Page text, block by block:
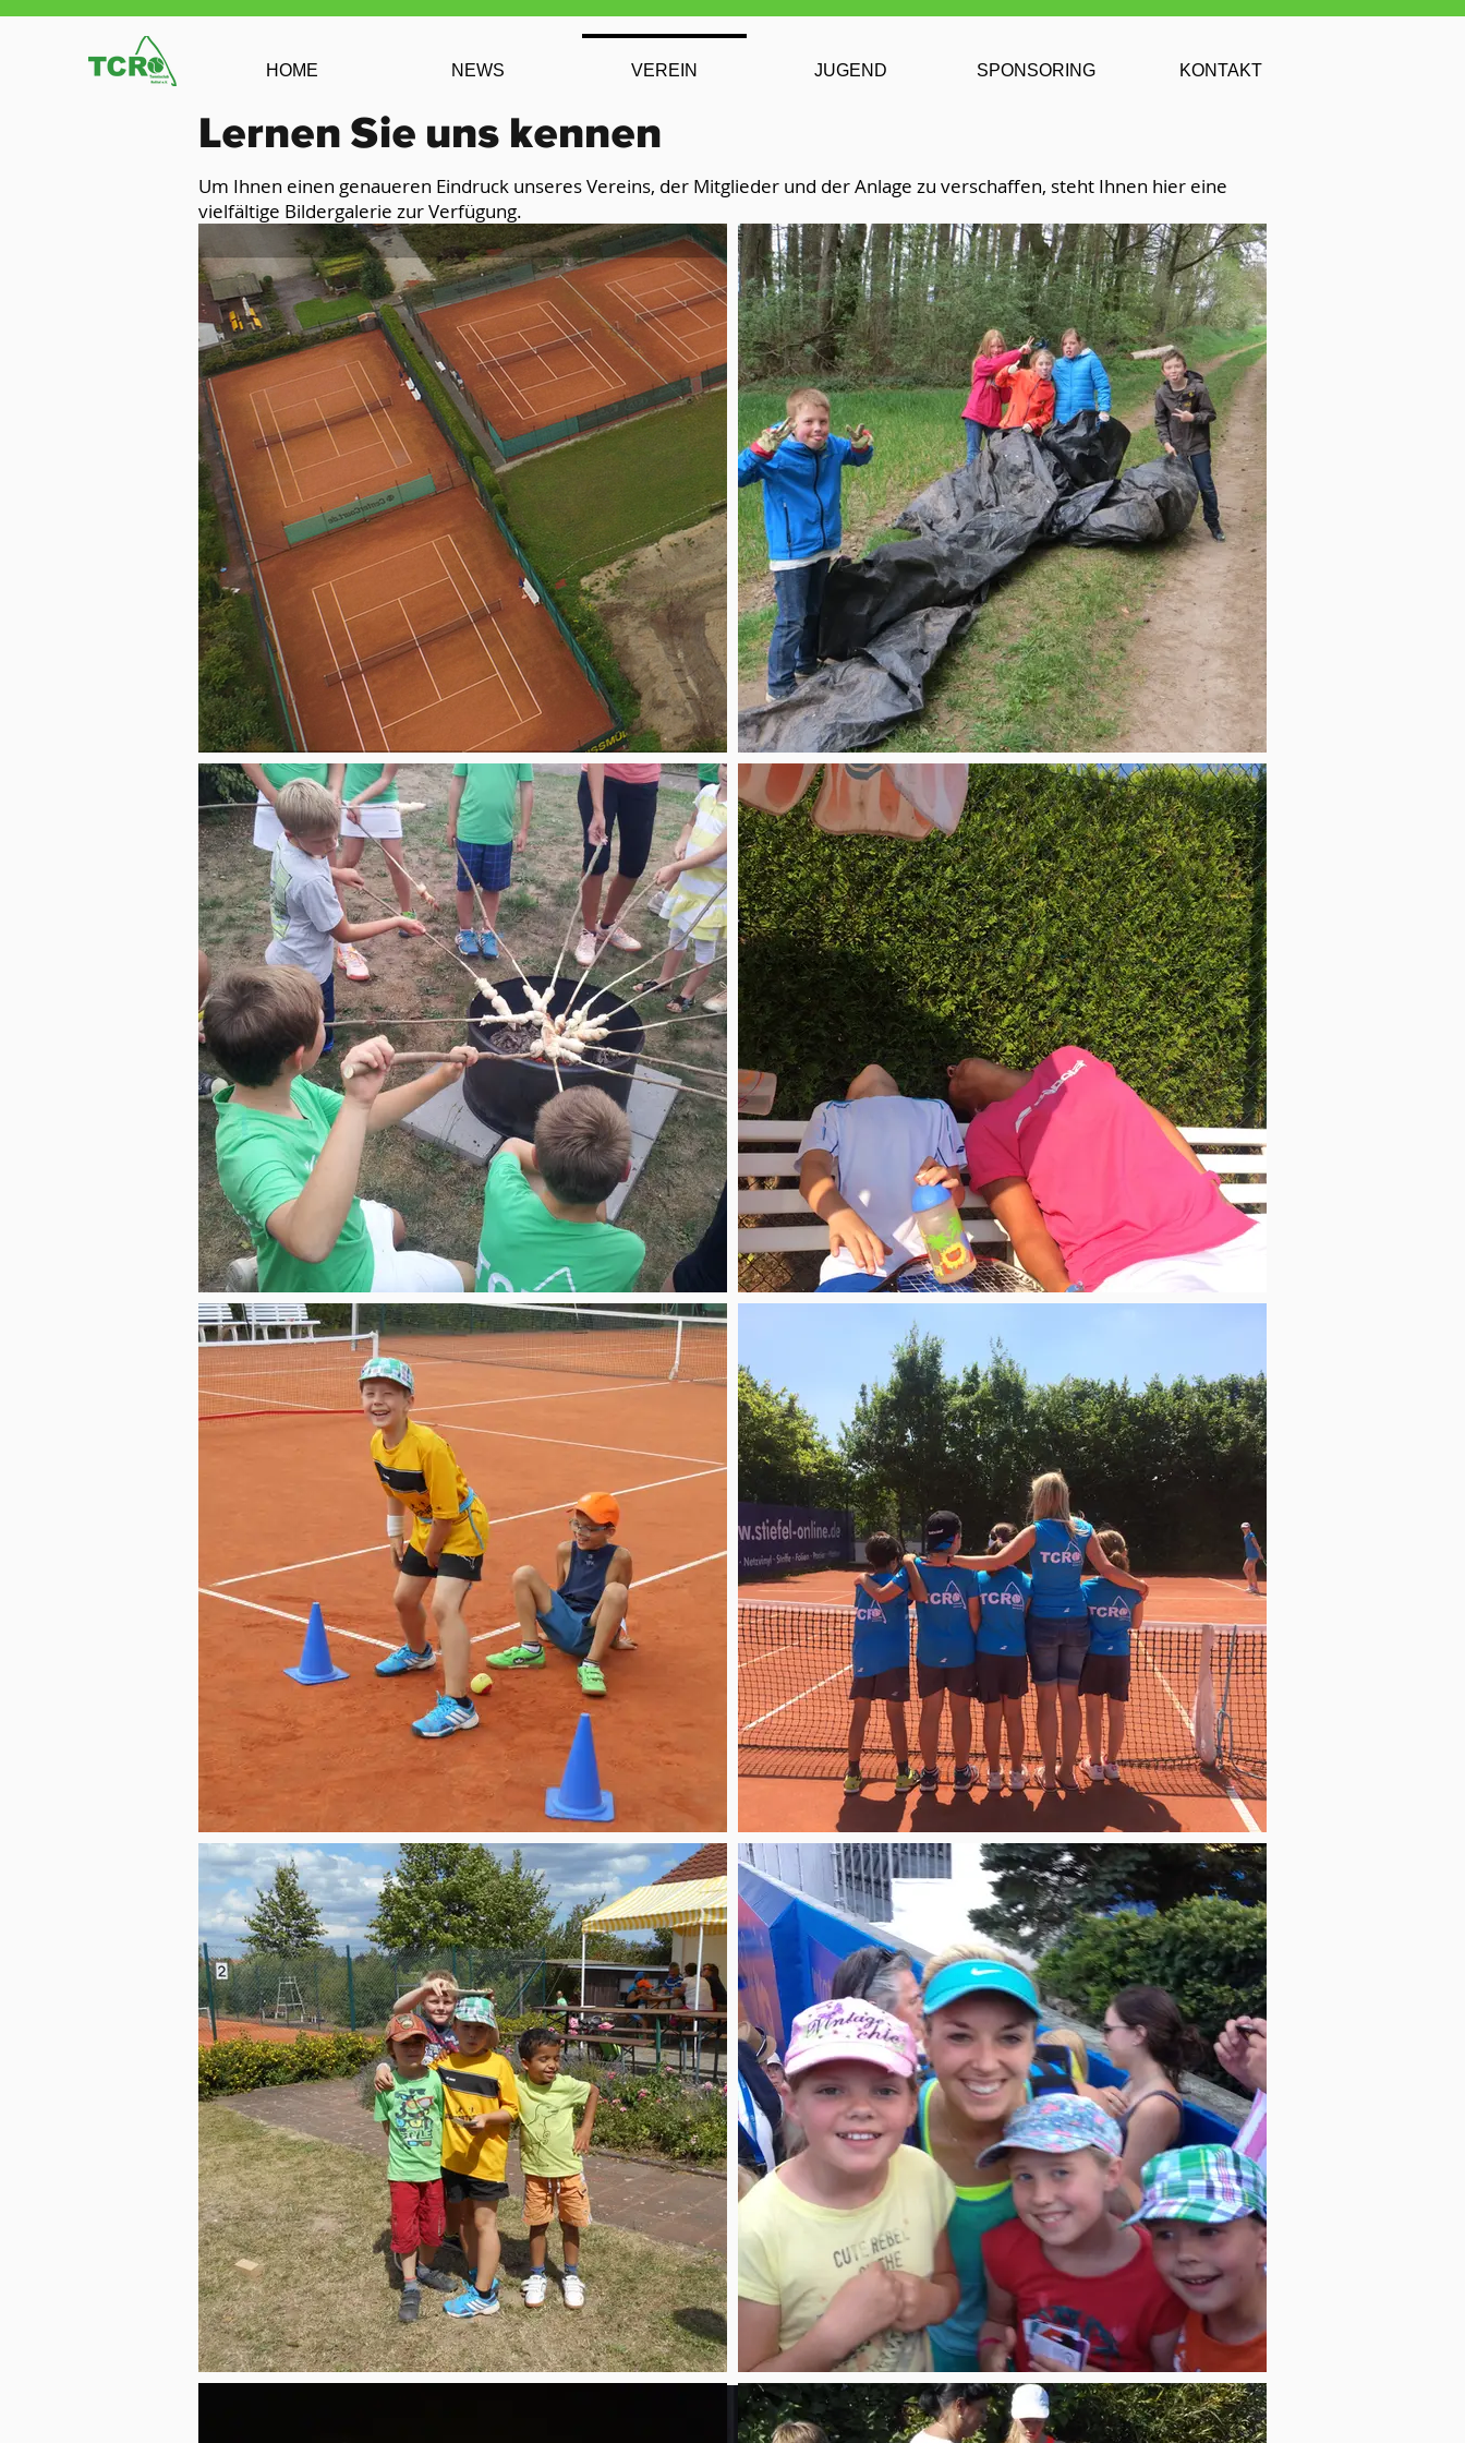
HOME NEWS VEREIN JUGEND SPONSORING KONTAKT
Lernen Sie uns kennen
Um Ihnen einen genaueren Eindruck unseres Vereins, der Mitglieder und der Anlage zu verschaffen, steht Ihnen hier eine
vielfältige Bildergalerie zur Verfügung.